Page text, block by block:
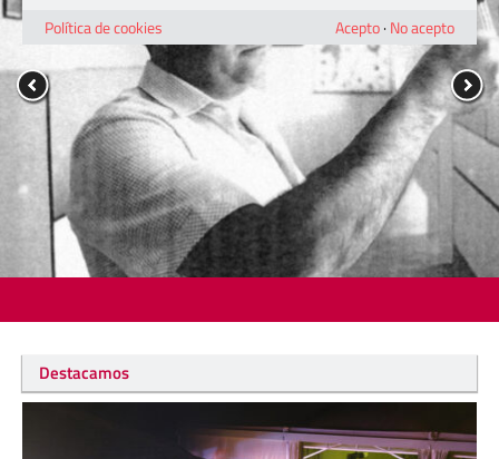
Destacamos
Política de cookies
Acepto· No acepto